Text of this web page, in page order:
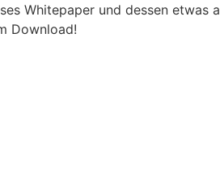
Whitepaper und dessen
Download!